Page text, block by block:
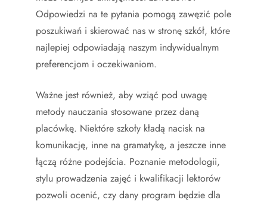
Odpowiedzi na te pytania pomogą zawęzić pole
poszukiwań i skierować nas w stronę szkół, które
najlepiej odpowiadają naszym indywidualnym
preferencjom i oczekiwaniom.
Ważne jest również, aby wziąć pod uwagę
metody nauczania stosowane przez daną
placówkę. Niektóre szkoły kładą nacisk na
komunikację, inne na gramatykę, a jeszcze inne
łączą różne podejścia. Poznanie metodologii,
stylu prowadzenia zajęć i kwalifikacji lektorów
pozwoli ocenić, czy dany program będzie dla